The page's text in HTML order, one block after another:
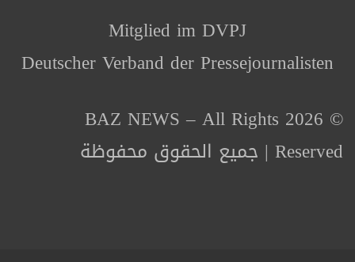
Mitglied im DVPJ
Deutscher Verband der Pressejournalisten
© 2026 BAZ NEWS – All Rights
Reserved | جميع الحقوق محفوظة